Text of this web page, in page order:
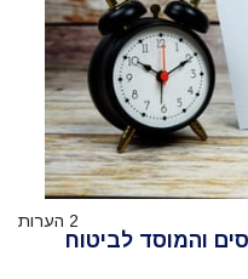
2 הערות
והמוסד לביטוח